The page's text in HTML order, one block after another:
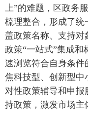
上”的难题，区政务
梳理整合，形成了统
盖政策名称、支持对
政策“一站式”集成
速浏览符合自身条件
焦科技型、创新型
对性政策辅导和申报
持政策，激发市场主